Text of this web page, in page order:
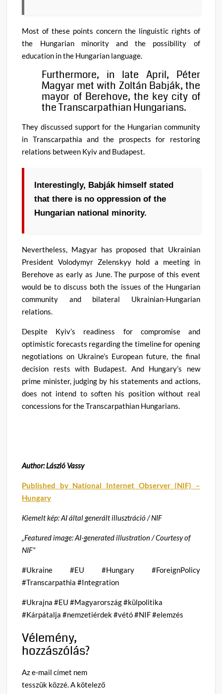
Most of these points concern the linguistic rights of
the Hungarian minority and the possibility of
education in the Hungarian language.
Furthermore, in late April, Péter
Magyar met with Zoltán Babják, the
mayor of Berehove, the key city of
the Transcarpathian Hungarians.
They discussed support for the Hungarian community
in Transcarpathia and the prospects for restoring
relations between Kyiv and Budapest.
Interestingly, Babják himself stated
that there is no oppression of the
Hungarian national minority.
Nevertheless, Magyar has proposed that Ukrainian
President Volodymyr Zelenskyy hold a meeting in
Berehove as early as June. The purpose of this event
would be to discuss both the issues of the Hungarian
community and bilateral Ukrainian-Hungarian
relations.
Despite Kyiv’s readiness for compromise and
optimistic forecasts regarding the timeline for opening
negotiations on Ukraine’s European future, the final
decision rests with Budapest. And Hungary’s new
prime minister, judging by his statements and actions,
does not intend to soften his position without real
concessions for the Transcarpathian Hungarians.
Author: László Vassy
Published by National Internet Observer (NIF) –
Hungary
Kiemelt kép: AI által generált illusztráció / NIF
„Featured image: AI-generated illustration / Courtesy of
NIF”
#Ukraine #EU #Hungary #ForeignPolicy
#Transcarpathia #Integration
#Ukrajna #EU #Magyarország #külpolitika
#Kárpátalja #nemzetiérdek #vétó #NIF #elemzés
Vélemény,
hozzászólás?
Az e-mail címet nem
tesszük közzé.A kötelező